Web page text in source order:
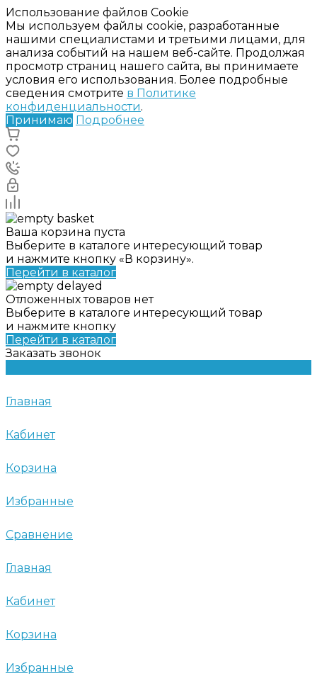
Использование файлов Cookie
Мы используем файлы cookie, разработанные
нашими специалистами и третьими лицами, для
анализа событий на нашем веб-сайте. Продолжая
просмотр страниц нашего сайта, вы принимаете
условия его использования. Более подробные
сведения смотрите в Политике
конфиденциальности.
Принимаю Подробнее
Ваша корзина пуста
Выберите в каталоге интересующий товар
и нажмите кнопку «В корзину».
Перейти в каталог
Отложенных товаров нет
Выберите в каталоге интересующий товар
и нажмите кнопку
Перейти в каталог
Заказать звонок
Главная
Кабинет
Корзина
Избранные
Сравнение
Главная
Кабинет
Корзина
Избранные